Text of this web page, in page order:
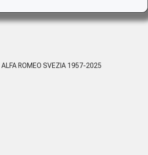
ROMEO SVEZIA 1957-2025